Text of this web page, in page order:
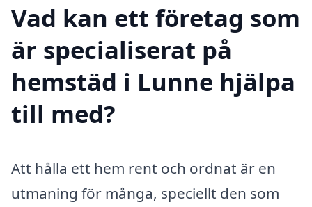
Vad kan ett företag som
är specialiserat på
hemstäd i Lunne hjälpa
till med?
Att hålla ett hem rent och ordnat är en
utmaning för många, speciellt den som